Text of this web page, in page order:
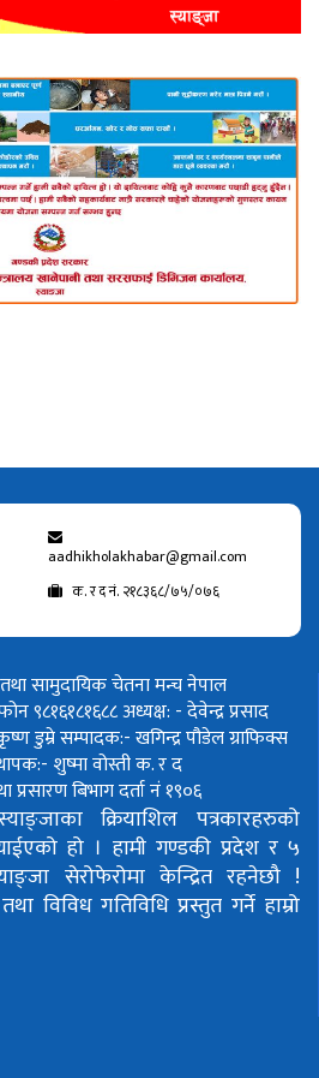
aadhikholakhabar@gmail.com
क. र द नं. २१८३६८/७५/०७६
सामुदायिक चेतना मन्च नेपाल
९८१६१८१६८८अध्यक्ष: - देवेन्द्र प्रसाद
डुम्रेसम्पादक:- खगिन्द्र पौडेलग्राफिक्स
शुष्मा वोस्तीक. र द
प्रसारण बिभाग दर्ता नं १९०६
क्रियाशिल पत्रकारहरुको
हो । हामी गण्डकी प्रदेश र ५
सेरोफेरोमा केन्द्रित रहनेछौ !
विविध गतिविधि प्रस्तुत गर्ने हाम्रो